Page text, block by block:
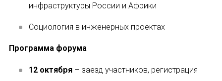
инфраструктуры России и Африки
Социология в инженерных проектах
Программа форума
12 октября– заезд участников, регистрация
Отправить